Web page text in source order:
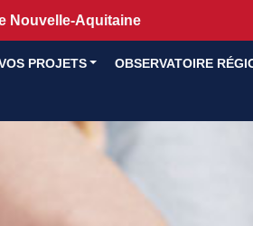
Nouvelle-Aquitaine
PROJETS OBSERVATOIRE